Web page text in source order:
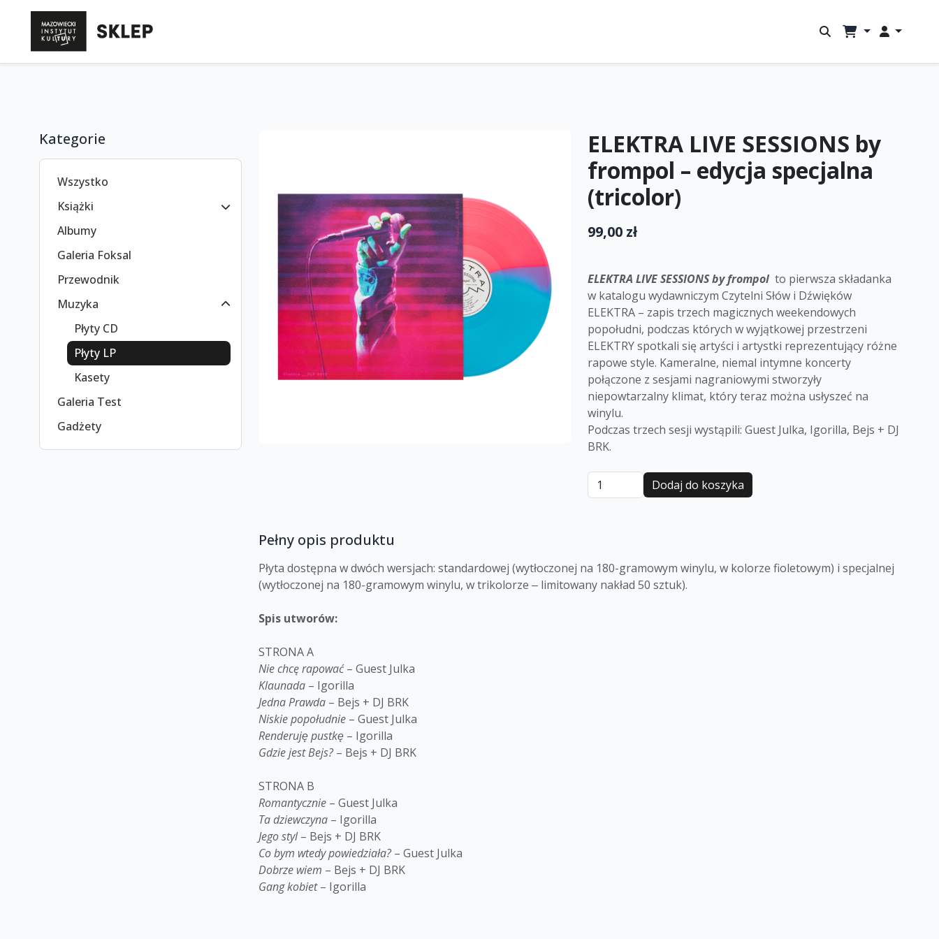
Kategorie
Wszystko
Książki
Albumy
Galeria Foksal
Przewodnik
Muzyka
Płyty CD
Płyty LP
Kasety
Galeria Test
Gadżety
ELEKTRA LIVE SESSIONS by
frompol – edycja specjalna
(tricolor)
99,00 zł
ELEKTRA LIVE SESSIONS by frompol to pierwsza składanka
w katalogu wydawniczym Czytelni Słów i Dźwięków
ELEKTRA – zapis trzech magicznych weekendowych
popołudni, podczas których w wyjątkowej przestrzeni
ELEKTRY spotkali się artyści i artystki reprezentujący różne
rapowe style. Kameralne, niemal intymne koncerty
połączone z sesjami nagraniowymi stworzyły
niepowtarzalny klimat, który teraz można usłyszeć na
winylu.
Podczas trzech sesji wystąpili: Guest Julka, Igorilla, Bejs + DJ
BRK.
Dodaj do koszyka
Pełny opis produktu
Płyta dostępna w dwóch wersjach: standardowej (wytłoczonej na 180-gramowym winylu, w kolorze fioletowym) i specjalnej
(wytłoczonej na 180-gramowym winylu, w trikolorze ‒ limitowany nakład 50 sztuk).
Spis utworów:
STRONA A
Nie chcę rapować– Guest Julka
Klaunada – Igorilla
Jedna Prawda – Bejs + DJ BRK
Niskie popołudnie – Guest Julka
Renderuję pustkę – Igorilla
Gdzie jest Bejs?– Bejs + DJ BRK
STRONA B
Romantycznie – Guest Julka
Ta dziewczyna – Igorilla
Jego styl– Bejs + DJ BRK
Co bym wtedy powiedziała?– Guest Julka
Dobrze wiem – Bejs + DJ BRK
Gang kobiet– Igorilla